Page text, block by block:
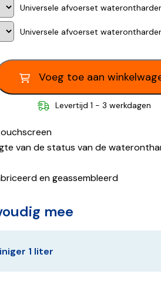
Universele afvoerset
Universele afvoerset
Voeg toe aan
Levertijd 1 - 3 werkdagen
van de status van de
en geassembleerd
mee
1 liter